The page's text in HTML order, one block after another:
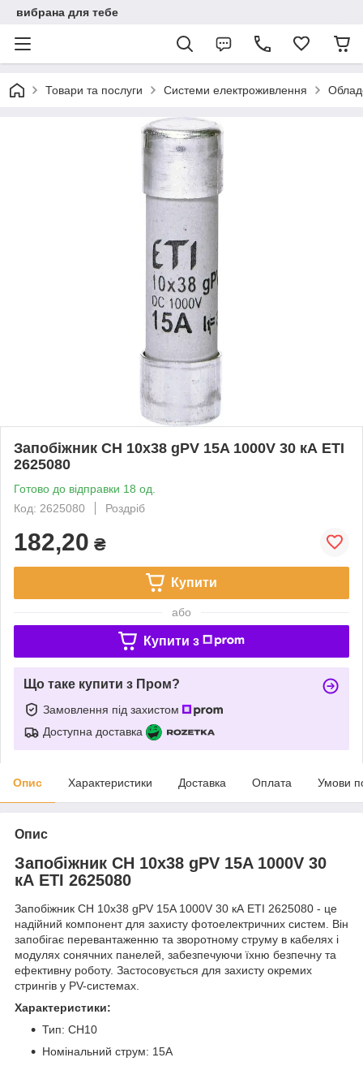
вибрана для тебе
Товари та послуги Системи електроживлення
Запобіжник CH 10х38 gPV 15A 1000V 30 кА ЕТІ
2625080
Готово до відправки 18 од.
Код: 2625080
Роздріб
182,20 ₴
Купити
або
Купити з
Що таке купити з Пром?
Замовлення під захистом
Доступна доставка
Опис Характеристики Доставка Оплата Умови
Опис
Запобіжник CH 10х38 gPV 15A 1000V 30
кА ЕТІ 2625080
Запобіжник CH 10x38 gPV 15A 1000V 30 кА ЕТІ 2625080 - це
надійний компонент для захисту фотоелектричних систем. Він
запобігає перевантаженню та зворотному струму в кабелях і
модулях сонячних панелей, забезпечуючи їхню безпечну та
ефективну роботу. Застосовується для захисту окремих
стрингів у PV-системах.
Характеристики:
Тип: CH10
Номінальний струм: 15A